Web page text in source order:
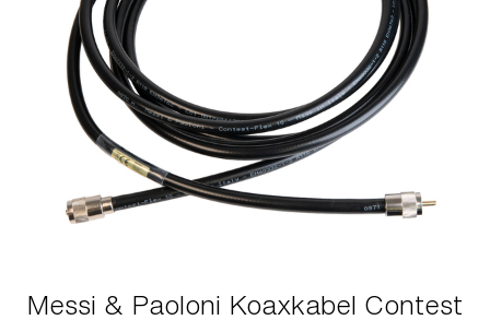
Messi & Paoloni Koaxkabel Contest